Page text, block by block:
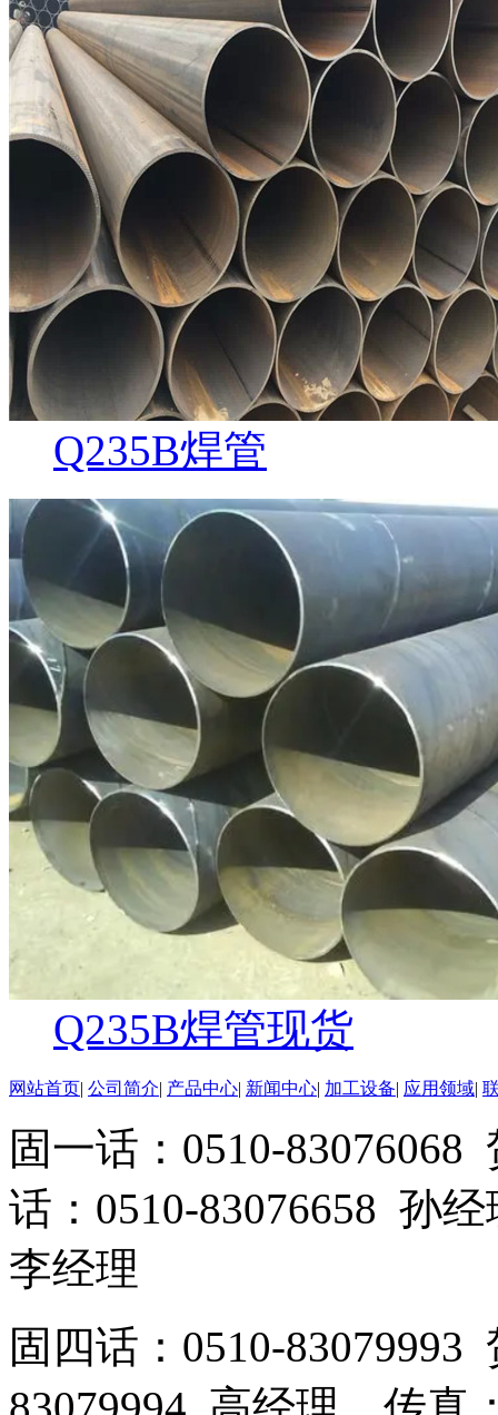
Q235B焊管
Q235B焊管现货
网站首页| 公司简介| 产品中心| 新闻中心| 加工设备| 应用领域|
固一话：0510-
话：0510-83076658 孙
李经理
固四话：0510-